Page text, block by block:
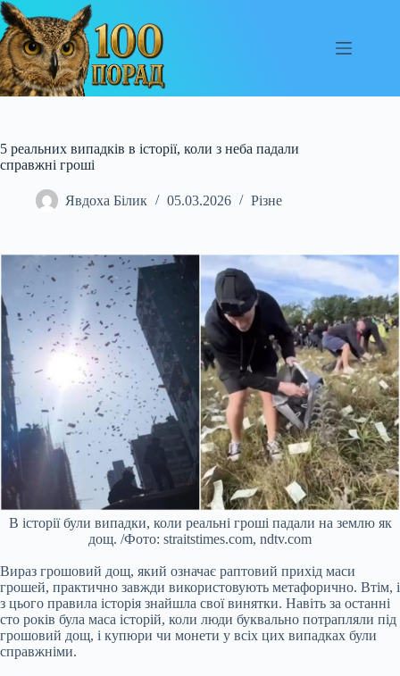
Перейти
до
вмісту
5 реальних випадків в історії, коли з неба падали
справжні гроші
Явдоха Білик 05.03.2026 Різне
В історії були випадки, коли реальні гроші падали на землю як
дощ. /Фото: straitstimes.com, ndtv.com
Вираз грошовий дощ, який означає раптовий прихід маси
грошей, практично завжди використовують метафорично. Втім, і
з цього правила історія знайшла свої винятки. Навіть за останні
сто років була маса історій, коли люди буквально потрапляли під
грошовий дощ, і купюри чи монети у всіх цих випадках були
справжніми.